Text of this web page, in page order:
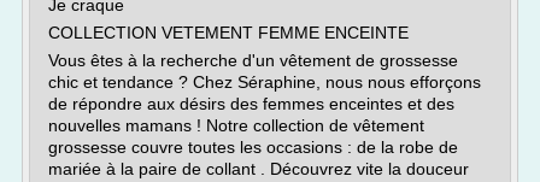
Je craque
COLLECTION VETEMENT FEMME ENCEINTE
Vous êtes à la recherche d'un vêtement de grossesse
chic et tendance ? Chez Séraphine, nous nous efforçons
de répondre aux désirs des femmes enceintes et des
nouvelles mamans ! Notre collection de vêtement
grossesse couvre toutes les occasions : de la robe de
mariée à la paire de collant . Découvrez vite la douceur